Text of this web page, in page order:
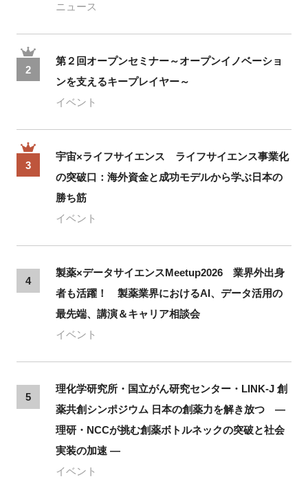
ニュース
2
第２回オープンセミナー～オープンイノベーショ
ンを支えるキープレイヤー～
イベント
3
宇宙×ライフサイエンス ライフサイエンス事業化
の突破口：海外資金と成功モデルから学ぶ日本の
勝ち筋
イベント
4
製薬×データサイエンスMeetup2026 業界外出身
者も活躍！ 製薬業界におけるAI、データ活用の
最先端、講演＆キャリア相談会
イベント
5
理化学研究所・国立がん研究センター・LINK-J 創
薬共創シンポジウム 日本の創薬力を解き放つ ―
理研・NCCが挑む創薬ボトルネックの突破と社会
実装の加速 ―
イベント